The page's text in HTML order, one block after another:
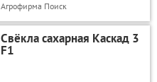
Агрофирма Поиск
Свёкла сахарная Каскад 3
F1